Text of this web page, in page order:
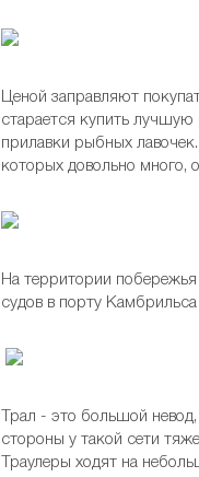
Ценой заправляют
старается купить
прилавки рыбных
которых довольно много,
На территории
судов в порту
Трал - это большой
стороны у такой сети
Траулеры ходят на